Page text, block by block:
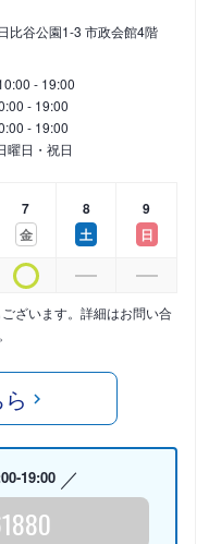
比谷公園1-3 市政会館4階
- 19:00
- 19:00
- 19:00
曜日・祝日
7
金
8
土
9
日
ざいます。詳細はお問い合
19:00